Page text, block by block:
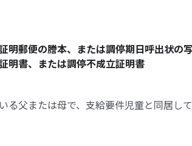
郵便の謄本、または調停期日呼出状の
明書、または調停不成立証明書
る父または母で、支給要件児童と同居し